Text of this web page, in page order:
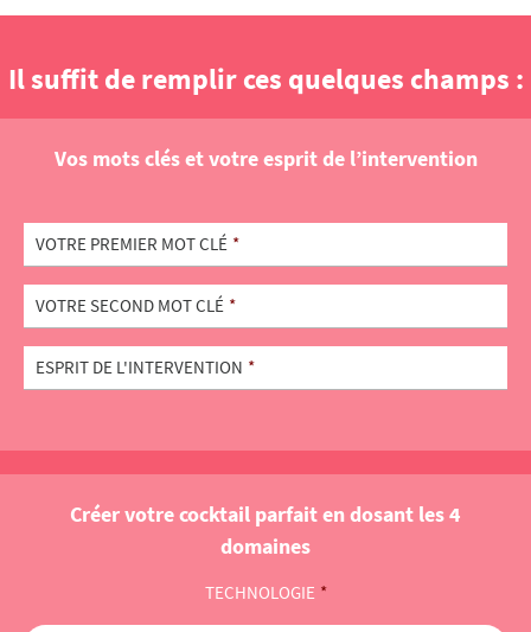
Il suffit de remplir ces quelques champs :
Vos mots clés et votre esprit de l’intervention
VOTRE PREMIER MOT CLÉ *
VOTRE SECOND MOT CLÉ *
ESPRIT DE L'INTERVENTION *
Créer votre cocktail parfait en dosant les 4
domaines
TECHNOLOGIE *